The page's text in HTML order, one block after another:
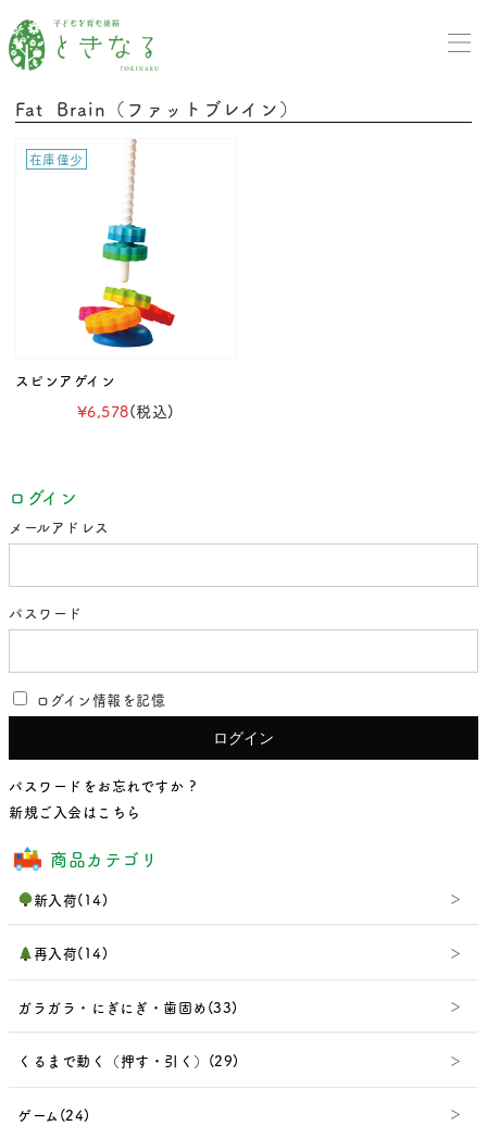
Fat Brain（ファットブレイン）
在庫僅少
スピンアゲイン
¥6,578(税込)
ログイン
メールアドレス
パスワード
ログイン情報を記憶
パスワードをお忘れですか ?
新規ご入会はこちら
商品カテゴリ
新入荷(14)
再入荷(14)
ガラガラ・にぎにぎ・歯固め(33)
くるまで動く（押す・引く）(29)
ゲーム(24)